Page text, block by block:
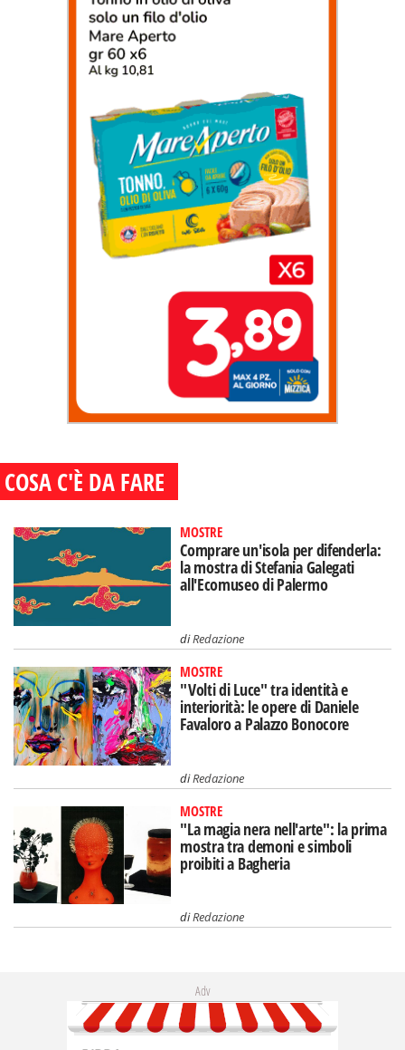
COSA C'È DA FARE
MOSTRE
Comprare un'isola per difenderla:
la mostra di Stefania Galegati
all'Ecomuseo di Palermo
diRedazione
MOSTRE
"Volti di Luce" tra identità e
interiorità: le opere di Daniele
Favaloro a Palazzo Bonocore
diRedazione
MOSTRE
"La magia nera nell'arte": la prima
mostra tra demoni e simboli
proibiti a Bagheria
diRedazione
Adv